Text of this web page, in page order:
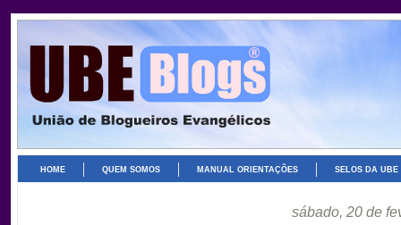
HOME QUEM SOMOS MANUAL ORIENTAÇÕES SELOS DA UBE
sábado, 20 de